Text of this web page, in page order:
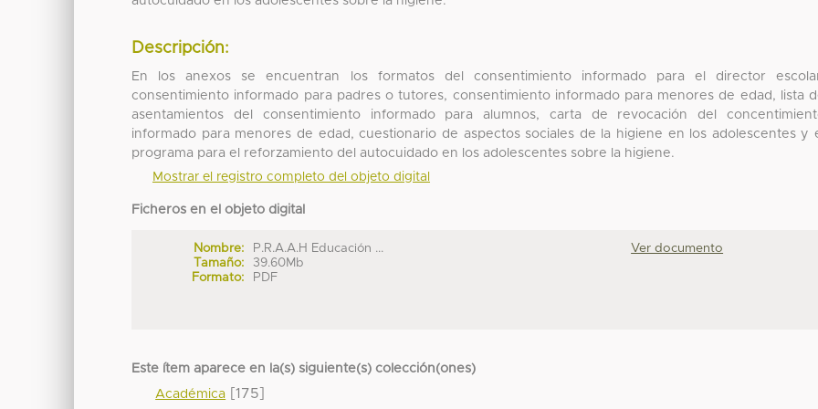
Descripción:
En los anexos se encuentran los formatos del consentimiento informado para el director
consentimiento informado para padres o tutores, consentimiento informado para menores de edad, lista
asentamientos del consentimiento informado para alumnos, carta de revocación del
informado para menores de edad, cuestionario de aspectos sociales de la higiene en los adolescentes y
programa para el reforzamiento del autocuidado en los adolescentes sobre la higiene.
Mostrar el registro completo del objeto digital
Ficheros en el objeto digital
Nombre:
P.R.A.A.H Educación ...
Tamaño:
39.60Mb
Formato:
PDF
Ver documento
Este ítem aparece en la(s) siguiente(s) colección(ones)
Académica [175]